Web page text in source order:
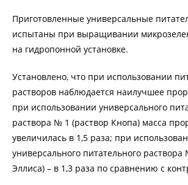
Приготовленные универсальные
испытаны при выращивании
на гидропонной установке.
Установлено, что при использовании
растворов наблюдается наилучшее
при использовании универсального
раствора № 1 (раствор Кнопа) масса
увеличилась в 1,5 раза; при
универсального питательного раствора
Эллиса) – в 1,3 раза по сравнению с